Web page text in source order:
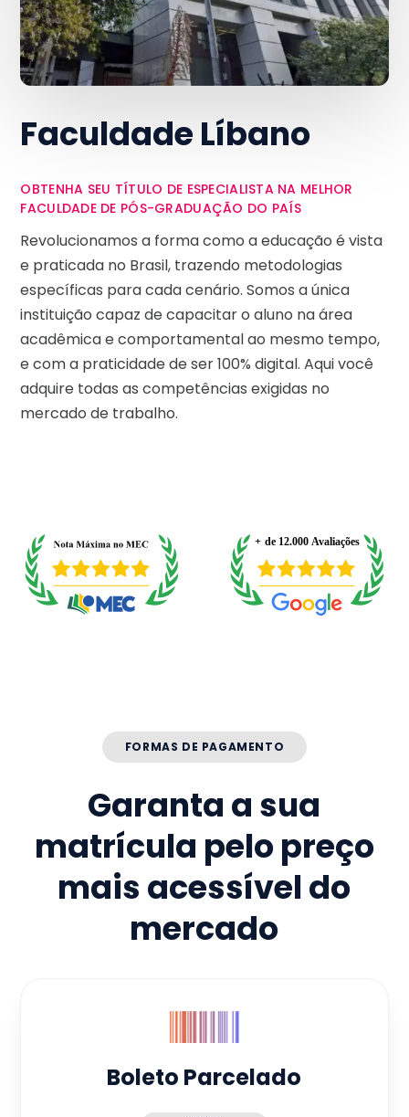
Faculdade Líbano
OBTENHA SEU TÍTULO DE ESPECIALISTA NA MELHOR
FACULDADE DE PÓS-GRADUAÇÃO DO PAÍS
Revolucionamos a forma como a educação é vista
e praticada no Brasil, trazendo metodologias
específicas para cada cenário. Somos a única
instituição capaz de capacitar o aluno na área
acadêmica e comportamental ao mesmo tempo,
e com a praticidade de ser 100% digital. Aqui você
adquire todas as competências exigidas no
mercado de trabalho.
FORMAS DE PAGAMENTO
Garanta a sua
matrícula pelo preço
mais acessível do
mercado
Boleto Parcelado